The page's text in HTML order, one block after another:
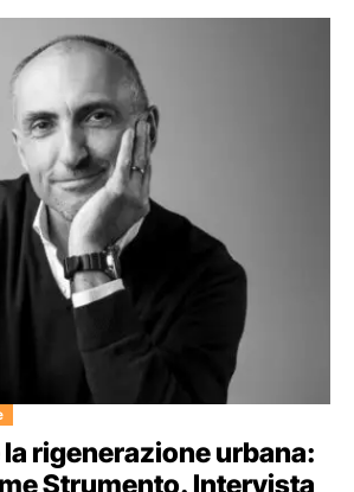
rigenerazione urbana:
Strumento. Intervista